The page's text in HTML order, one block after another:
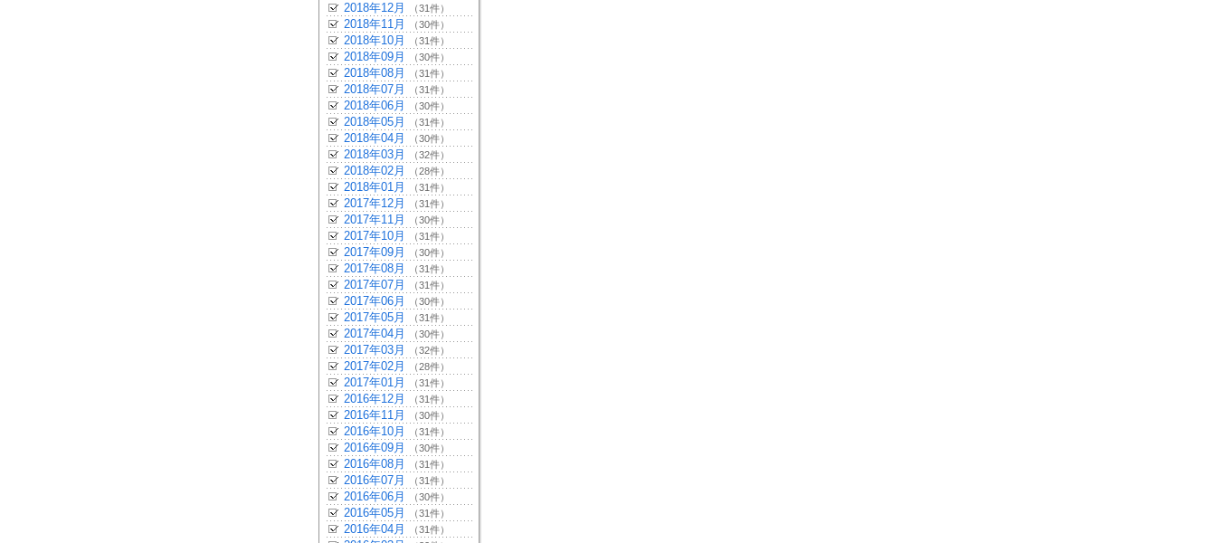
2018年12月 （31件）
2018年11月 （30件）
2018年10月 （31件）
2018年09月 （30件）
2018年08月 （31件）
2018年07月 （31件）
2018年06月 （30件）
2018年05月 （31件）
2018年04月 （30件）
2018年03月 （32件）
2018年02月 （28件）
2018年01月 （31件）
2017年12月 （31件）
2017年11月 （30件）
2017年10月 （31件）
2017年09月 （30件）
2017年08月 （31件）
2017年07月 （31件）
2017年06月 （30件）
2017年05月 （31件）
2017年04月 （30件）
2017年03月 （32件）
2017年02月 （28件）
2017年01月 （31件）
2016年12月 （31件）
2016年11月 （30件）
2016年10月 （31件）
2016年09月 （30件）
2016年08月 （31件）
2016年07月 （31件）
2016年06月 （30件）
2016年05月 （31件）
2016年04月 （31件）